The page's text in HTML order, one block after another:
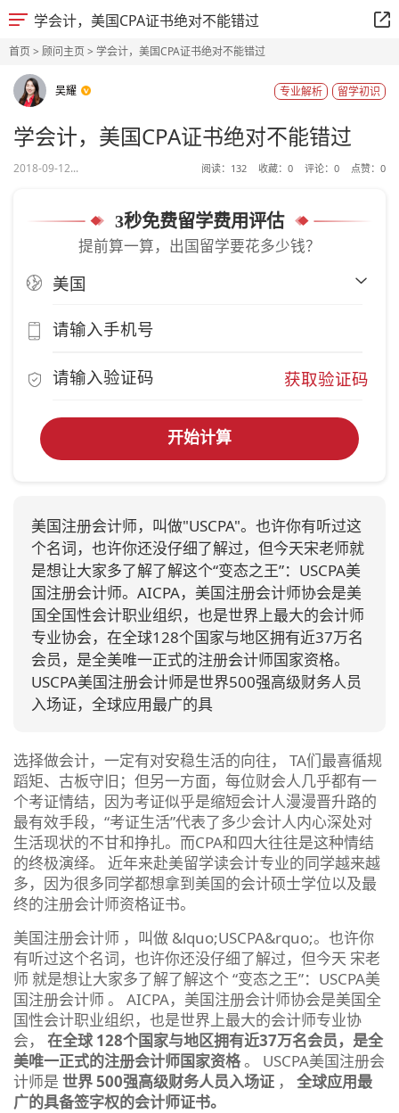
学会计，美国CPA证书绝对不能错过
首页> 顾问主页> 学会计，美国CPA证书绝对不能错过
吴耀 留学初识
专业解析
学会计，美国CPA证书绝对不能错过
2018-09-12... 阅读： 132 收藏： 0 评论： 0 点赞： 0
3秒免费留学费用评估
提前算一算，出国留学要花多少钱？
获取验证码
开始计算
美国注册会计师，叫做"USCPA"。也许你有听过这
个名词，也许你还没仔细了解过，但今天宋老师就
是想让大家多了解了解这个“变态之王”：USCPA美
国注册会计师。AICPA，美国注册会计师协会是美
国全国性会计职业组织，也是世界上最大的会计师
专业协会，在全球128个国家与地区拥有近37万名
会员，是全美唯一正式的注册会计师国家资格。
USCPA美国注册会计师是世界500强高级财务人员
入场证，全球应用最广的具
选择做会计，一定有对安稳生活的向往， TA们最喜循规
蹈矩、古板守旧；但另一方面，每位财会人几乎都有一
个考证情结，因为考证似乎是缩短会计人漫漫晋升路的
最有效手段，“考证生活”代表了多少会计人内心深处对
生活现状的不甘和挣扎。而CPA和四大往往是这种情结
的终极演绎。 近年来赴美留学读会计专业的同学越来越
多，因为很多同学都想拿到美国的会计硕士学位以及最
终的注册会计师资格证书。
美国注册会计师 ，叫做 &lquo;USCPA&rquo;。也许你
有听过这个名词，也许你还没仔细了解过，但今天 宋老
师 就是想让大家多了解了解这个 “变态之王”：USCPA美
国注册会计师 。 AICPA，美国注册会计师协会是美国全
国性会计职业组织，也是世界上最大的会计师专业协
会， 在全球 128个国家与地区拥有近37万名会员，是全
美唯一正式的注册会计师国家资格。 USCPA美国注册会
计师是 世界 500强高级财务人员入场证 ， 全球应用最
广的具备签字权的会计师证书。